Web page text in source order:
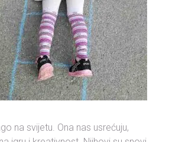
na svijetu. Ona nas usrećuju,